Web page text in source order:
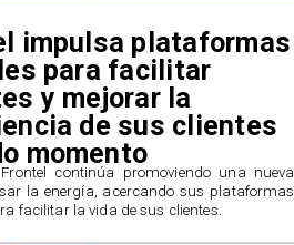
impulsa plataformas
para facilitar
y mejorar la
de sus clientes
momento
continúa promoviendo una nueva
la energía, acercando sus plataformas
facilitar la vida de sus clientes.